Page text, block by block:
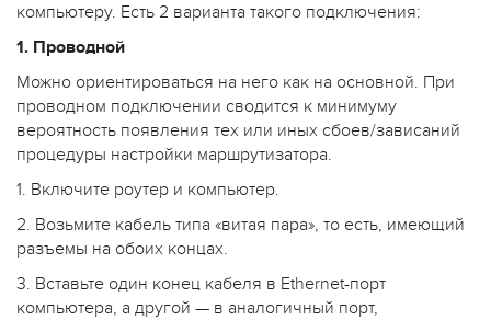
компьютеру. Есть 2 варианта такого подключения:
1. Проводной
Можно ориентироваться на него как на основной. При
проводном подключении сводится к минимуму
вероятность появления тех или иных сбоев/зависаний
процедуры настройки маршрутизатора.
1. Включите роутер и компьютер.
2. Возьмите кабель типа «витая пара», то есть, имеющий
разъемы на обоих концах.
3. Вставьте один конец кабеля в Ethernet-порт
компьютера, а другой — в аналогичный порт,